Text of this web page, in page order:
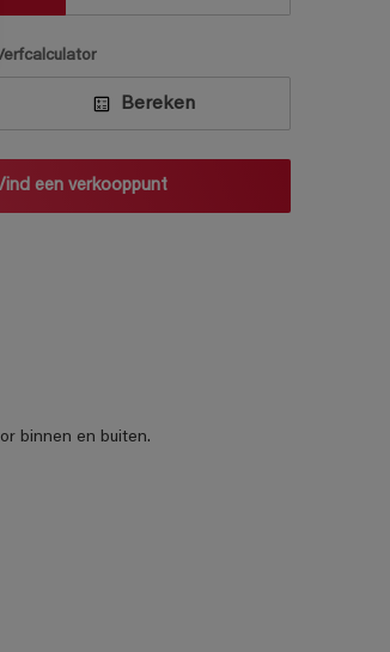
Bereken
een verkooppunt
binnen en buiten.